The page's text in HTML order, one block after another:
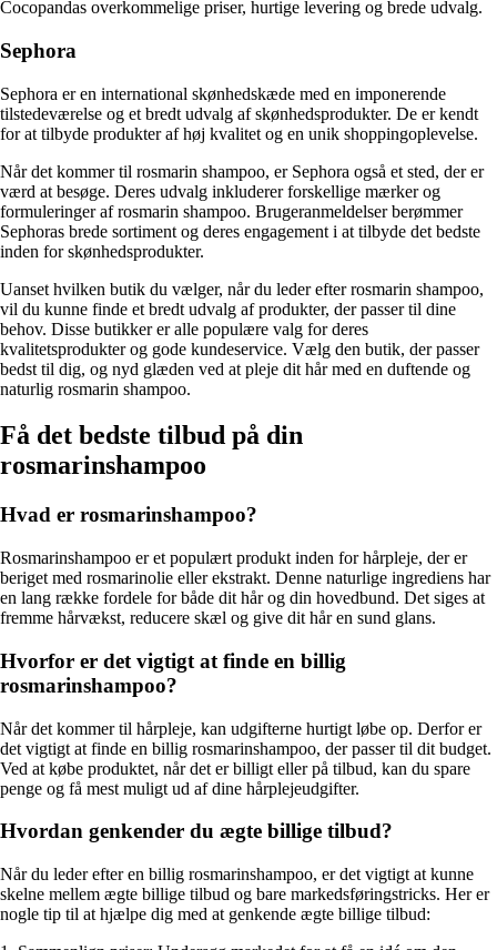
Cocopandas overkommelige priser, hurtige levering og brede udvalg.
Sephora
Sephora er en international skønhedskæde med en imponerende
tilstedeværelse og et bredt udvalg af skønhedsprodukter. De er kendt
for at tilbyde produkter af høj kvalitet og en unik shoppingoplevelse.
Når det kommer til rosmarin shampoo, er Sephora også et sted, der er
værd at besøge. Deres udvalg inkluderer forskellige mærker og
formuleringer af rosmarin shampoo. Brugeranmeldelser berømmer
Sephoras brede sortiment og deres engagement i at tilbyde det bedste
inden for skønhedsprodukter.
Uanset hvilken butik du vælger, når du leder efter rosmarin shampoo,
vil du kunne finde et bredt udvalg af produkter, der passer til dine
behov. Disse butikker er alle populære valg for deres
kvalitetsprodukter og gode kundeservice. Vælg den butik, der passer
bedst til dig, og nyd glæden ved at pleje dit hår med en duftende og
naturlig rosmarin shampoo.
Få det bedste tilbud på din
rosmarinshampoo
Hvad er rosmarinshampoo?
Rosmarinshampoo er et populært produkt inden for hårpleje, der er
beriget med rosmarinolie eller ekstrakt. Denne naturlige ingrediens har
en lang række fordele for både dit hår og din hovedbund. Det siges at
fremme hårvækst, reducere skæl og give dit hår en sund glans.
Hvorfor er det vigtigt at finde en billig
rosmarinshampoo?
Når det kommer til hårpleje, kan udgifterne hurtigt løbe op. Derfor er
det vigtigt at finde en billig rosmarinshampoo, der passer til dit budget.
Ved at købe produktet, når det er billigt eller på tilbud, kan du spare
penge og få mest muligt ud af dine hårplejeudgifter.
Hvordan genkender du ægte billige tilbud?
Når du leder efter en billig rosmarinshampoo, er det vigtigt at kunne
skelne mellem ægte billige tilbud og bare markedsføringstricks. Her er
nogle tip til at hjælpe dig med at genkende ægte billige tilbud: